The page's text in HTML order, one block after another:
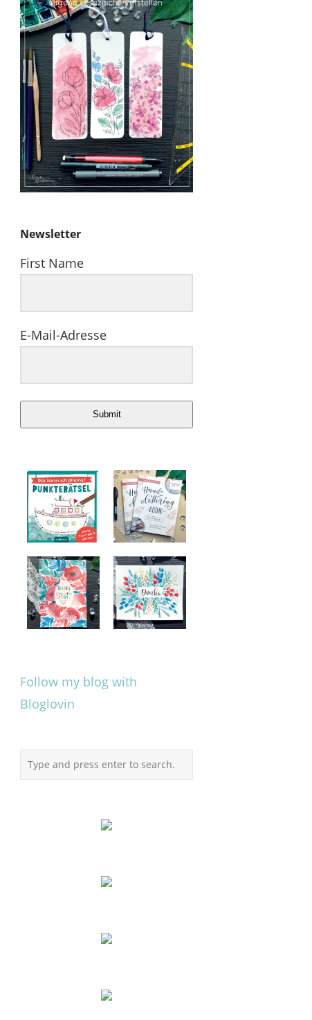
Newsletter
First Name
E-Mail-Adresse
Submit
Follow my blog with
Bloglovin